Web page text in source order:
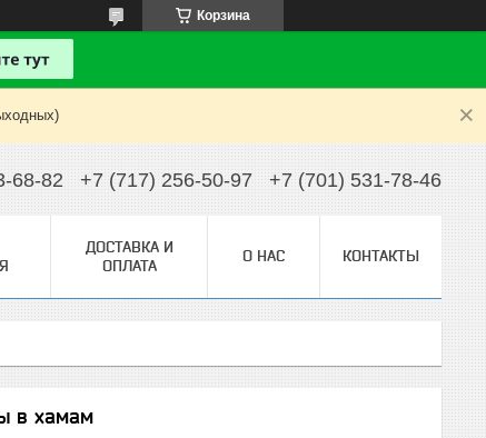
Корзина
68-82 +7 (717) 256-50-97 +7 (701) 531-78-46
ДОСТАВКА И
ОПЛАТА
О НАС КОНТАКТЫ
в хамам